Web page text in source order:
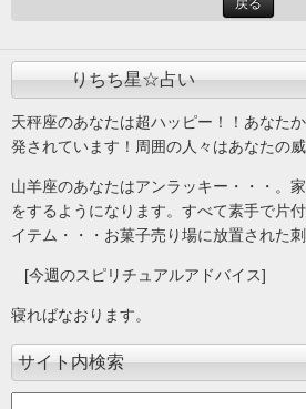
戻る
りちち星☆占い
天秤座のあなたは超ハッピー！！あなた
発されています！周囲の人々はあなたの
山羊座のあなたはアンラッキー・・・。
をするようになります。すべて素手で片
イテム・・・お菓子売り場に放置された
[今週のスピリチュアルアドバイス]
寝ればなおります。
サイト内検索